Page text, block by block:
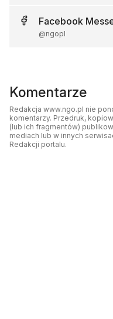
Facebook
@ngopl
Komentarze
Redakcja www.ngo.pl nie
komentarzy. Przedruk,
(lub ich fragmentów)
mediach lub w innych
Redakcji portalu.